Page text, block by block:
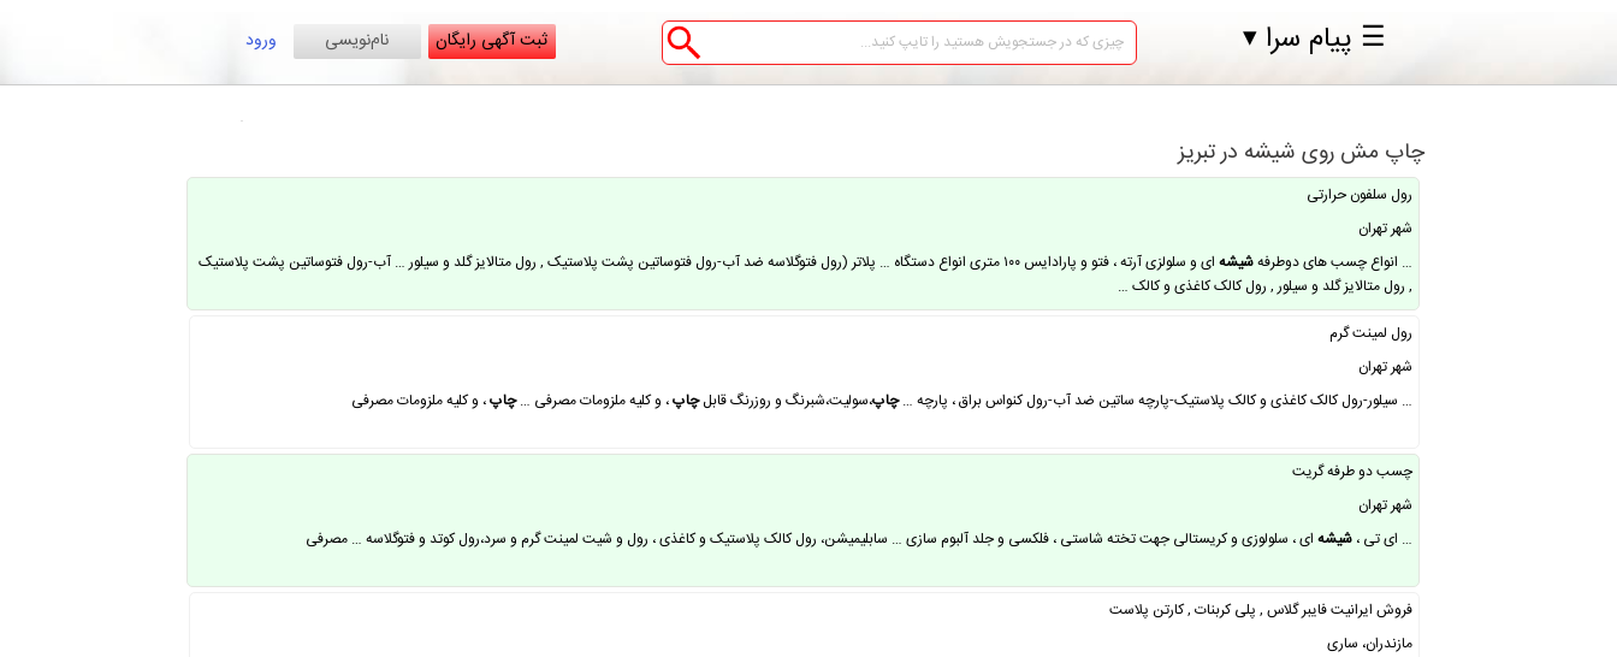
☰ پیام سرا ▾ ورود نام‌نویسی ثبت آگهی رایگان
چاپ مش روی شیشه در تبریز
رول سلفون حرارتی
شهر تهران
… انواع چسب های دوطرفهشیشه
ای و سلولزی آرته ، فتو و پارادایس ۱۰۰ متری انواع دستگاه … پلاتر (رول فتوگلاسه ضد آب-رول فتوساتین پشت پلاستیک , رول متالایز گلد و سیلور … آب-رول فتوساتین پشت پلاستیک
, رول متالایز گلد و سیلور , رول کالک کاغذی و کالک …
رول لمینت گرم
شهر تهران
… سیلور-رول کالک کاغذی و کالک پلاستیک-پارچه ساتین ضد آب-رول کنواس براق ، پارچه …چاپ،سولیت،شبرنگ و روزرنگ قابلچاپ، و کلیه ملزومات مصرفی …چاپ، و کلیه ملزومات مصرفی
چسب دو طرفه گریت
شهر تهران
… ای تی ، شیشه ای ، سلولوزی و کریستالی جهت تخته شاستی ، فلکسی و جلد آلبوم سازی … سابلیمیشن، رول کالک پلاستیک و کاغذی ، رول و شیت لمینت گرم و سرد،رول کوتد و فتوگلاسه … مصرفی
فروش ایرانیت فایبر گلاس , پلی کربنات , کارتن پلاست
مازندران، ساری